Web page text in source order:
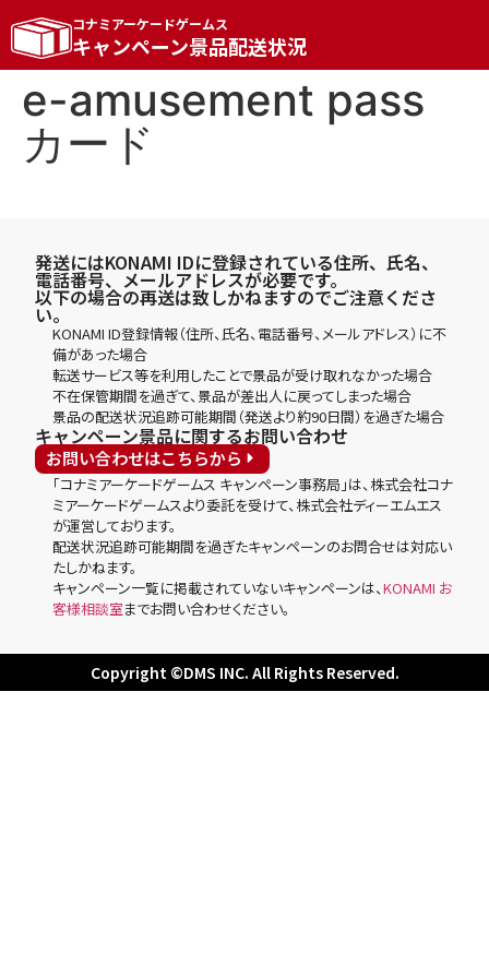
コナミアーケードゲームス
キャンペーン景品配送状況
e-amusement pass
カード
発送にはKONAMI IDに登録されている住所、氏名、
電話番号、メールアドレスが必要です。
以下の場合の再送は致しかねますのでご注意くださ
い。
KONAMI ID登録情報（住所、氏名、電話番号、メールアドレス）に不
備があった場合
転送サービス等を利用したことで景品が受け取れなかった場合
不在保管期間を過ぎて、景品が差出人に戻ってしまった場合
景品の配送状況追跡可能期間（発送より約90日間）を過ぎた場合
キャンペーン景品に関するお問い合わせ
お問い合わせはこちらから
「コナミアーケードゲームス キャンペーン事務局」は、株式会社コナ
ミアーケードゲームスより委託を受けて、株式会社ディーエムエス
が運営しております。
配送状況追跡可能期間を過ぎたキャンペーンのお問合せは対応い
たしかねます。
キャンペーン一覧に掲載されていないキャンペーンは、KONAMI お
客様相談室までお問い合わせください。
Copyright ©DMS INC. All Rights Reserved.